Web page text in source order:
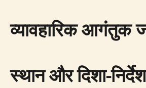
व्यावहारिक आगंतुक
स्थान और दिशा-निर्देश